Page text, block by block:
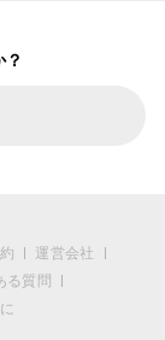
運営会社
る質問